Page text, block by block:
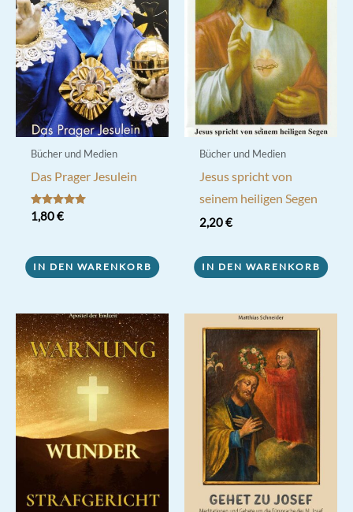
Bücher und Medien
Das Prager Jesulein
Bewertet mit
5.00
1,80€
IN DEN WARENKORB
Bücher und Medien
Jesus spricht von
seinem heiligen Segen
2,20€
IN DEN WARENKORB